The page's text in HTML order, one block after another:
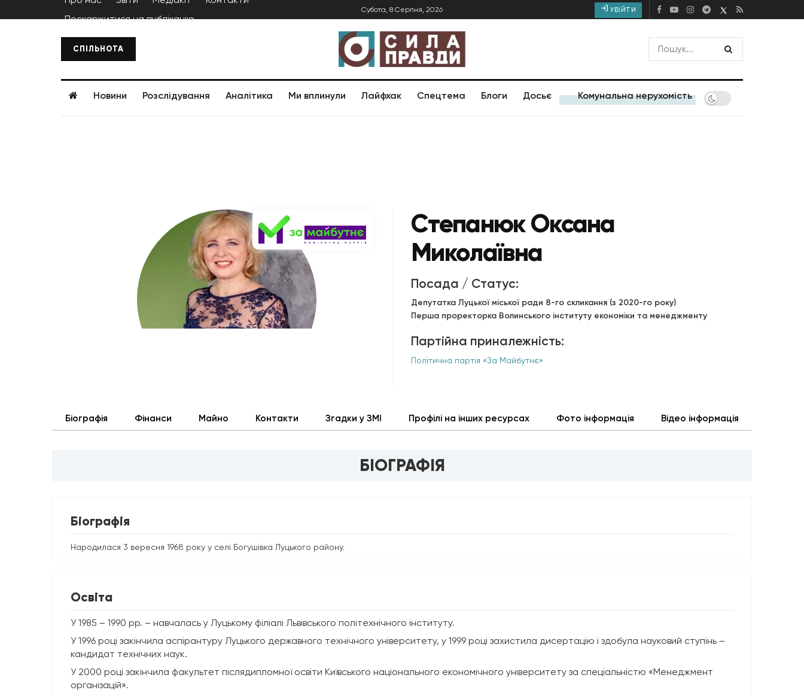
Поскаржитися на публікацію
Субота, 8 Серпня, 2026 УВІЙТИ
СПІЛЬНОТА
Новини Розслідування Аналітика Ми вплинули Лайфхак Спецтема Блоги Досьє Комунальна нерухомість
Степанюк Оксана
Миколаївна
Посада / Статус:
Депутатка Луцької міської ради 8-го скликання (з 2020-го року)
Перша проректорка Волинського інституту економіки та менеджменту
Партійна приналежність:
Політична партія «За Майбутнє»
Біографія Фінанси Майно Контакти Згадки у ЗМІ Профілі на інших ресурсах Фото інформація Відео інформація
БІОГРАФІЯ
Біографія
Народилася 3 вересня 1968 року у селі Богушівка Луцького району.
Освіта
У 1985 – 1990 рр. – навчалась у Луцькому філіалі Львівського політехнічного інституту.
У 1996 році закінчила аспірантуру Луцького державного технічного університету, у 1999 році захистила дисертацію і здобула науковий ступінь –
кандидат технічних наук.
У 2000 році закінчила факультет післядипломної освіти Київського національного економічного університету за спеціальністю «Менеджмент
організацій».